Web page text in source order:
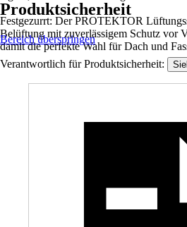
Festgezurrt: Der PROTEKTOR
Belüftung mit zuverlässigem Schutz vor
damit die perfekte Wahl für Dach und
Produktsicherheit
Bereich überspringen
Verantwortlich für Produktsicherheit: